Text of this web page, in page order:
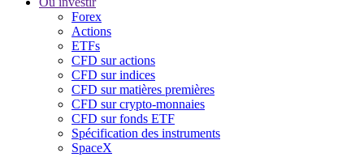
Forex
Actions
ETFs
CFD sur actions
CFD sur indices
CFD sur matières premières
CFD sur crypto-monnaies
CFD sur fonds ETF
Spécification des instruments
SpaceX